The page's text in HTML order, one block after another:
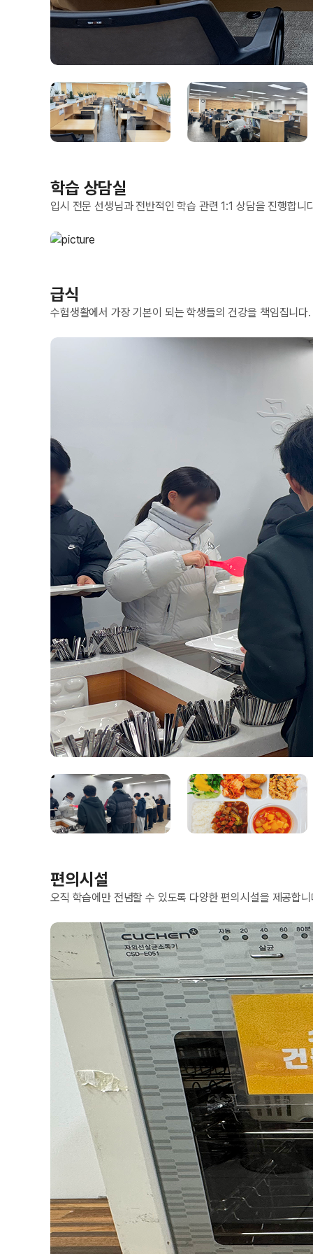
학습 상담실
입시 전문 선생님과 전반적인 학습 관련 1:1 상담을 진행합니
급식
수험생활에서 가장 기본이 되는 학생들의 건강을 책임집니다.
편의시설
오직 학습에만 전념할 수 있도록 다양한 편의시설을 제공합